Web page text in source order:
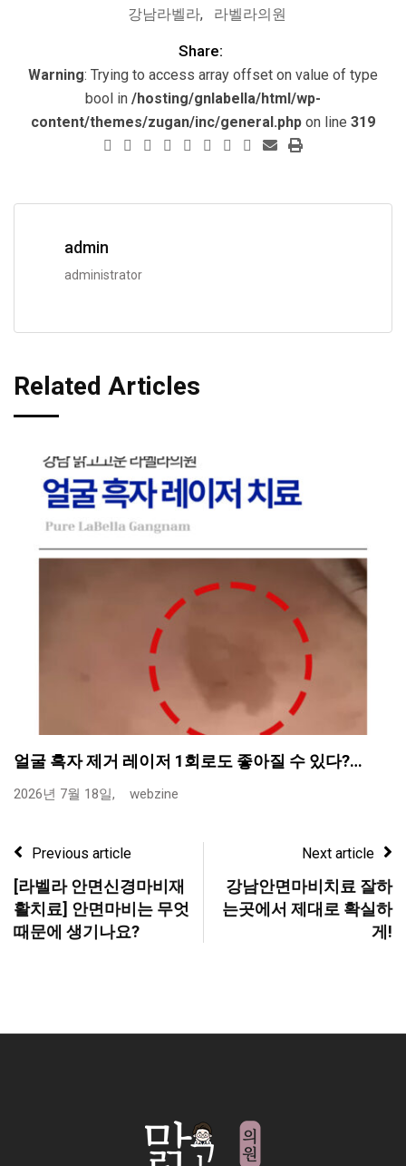
강남라벨라, 라벨라의원
Share:
Warning: Trying to access array offset on value of type
bool in /hosting/gnlabella/html/wp-
content/themes/zugan/inc/general.php on line 319
admin
administrator
Related Articles
얼굴 흑자 제거 레이저 1회로도 좋아질 수 있다?…
2026년 7월 18일, webzine
Previous article
[라벨라 안면신경마비재
활치료] 안면마비는 무엇
때문에 생기나요?
Next article
강남안면마비치료 잘하
는곳에서 제대로 확실하
게!